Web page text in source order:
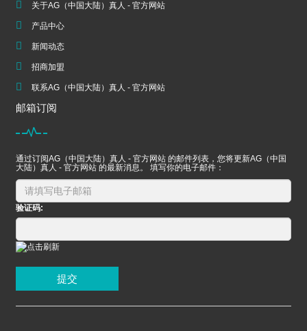
关于AG（中国大陆）真人 - 官方网站
产品中心
新闻动态
招商加盟
联系AG（中国大陆）真人 - 官方网站
邮箱订阅
通过订阅AG（中国大陆）真人 - 官方网站 的邮件列表，您将更新AG（中国
大陆）真人 - 官方网站 的最新消息。 填写你的电子邮件：
验证码:
提交